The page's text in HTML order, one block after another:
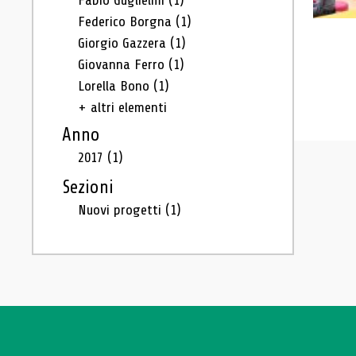
Federico Borgna (1)
Giorgio Gazzera (1)
Giovanna Ferro (1)
Lorella Bono (1)
+ altri elementi
Anno
2017 (1)
Sezioni
Nuovi progetti (1)